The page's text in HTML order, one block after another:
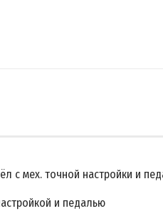
с мех. точной настройки и
и педалью